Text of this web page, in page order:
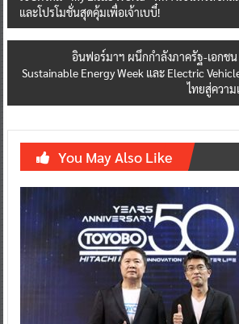
และโปรโมชั่นสุดคุ้มเพื่อเจ้าเบบี๋!
อินฟอร์มาฯ ผนึกกำลังภาครัฐ-เอกชน
Sustainable Energy Week และ Electric
ไทยสู่ควา
You May Also Like